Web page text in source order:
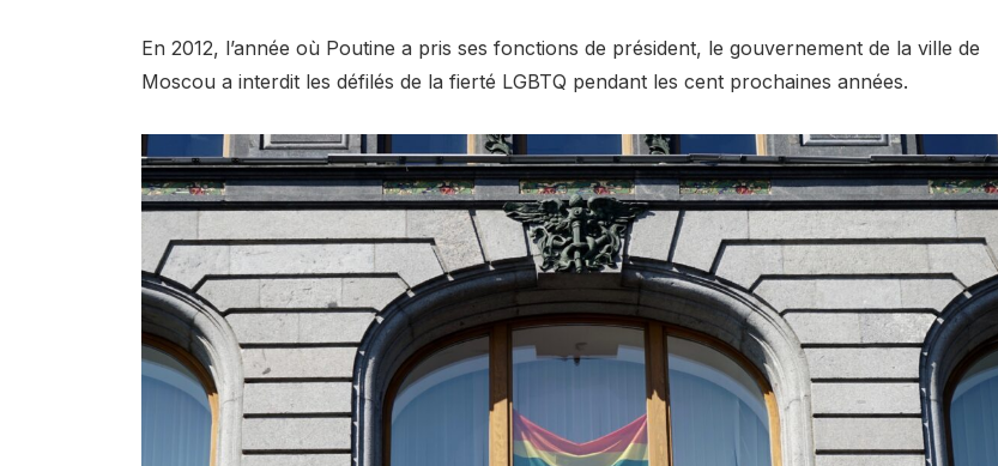
En 2012, l’année où Poutine a pris ses fonctions de président, le gouvernement de la ville de
Moscou a interdit les défilés de la fierté LGBTQ pendant les cent prochaines années.